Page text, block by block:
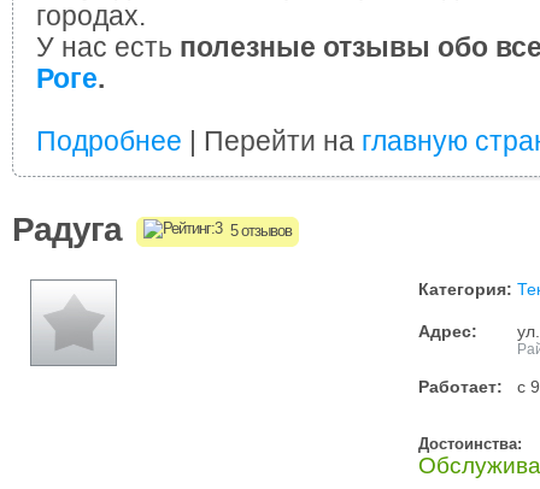
городах.
У нас есть полезные отзывы обо
Роге.
Подробнее | Перейти на главную
Радуга 5 отзывов
Категория:
Адрес:
Работает: с
Достоинства: